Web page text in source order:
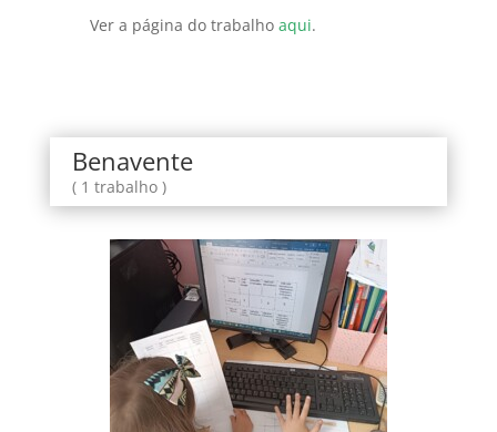
Ver a página do trabalho aqui.
Benavente
( 1 trabalho )